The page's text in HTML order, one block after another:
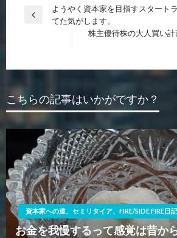
投
ー
シ
ョ
ン
ようやく資本家を目指すスタート
てた気がします。
投
株主優待株の大人買い計
こちらの記事はいかがですか？
資本家への道、セミリタイア、FIRE/SIDE FIRE日記
お金を我慢するって感覚は昔か